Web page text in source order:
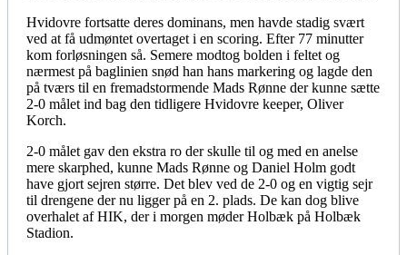
Hvidovre fortsatte deres dominans, men havde stadig svært
ved at få udmøntet overtaget i en scoring. Efter 77 minutter
kom forløsningen så. Semere modtog bolden i feltet og
nærmest på baglinien snød han hans markering og lagde den
på tværs til en fremadstormende Mads Rønne der kunne sætte
2-0 målet ind bag den tidligere Hvidovre keeper, Oliver
Korch.
2-0 målet gav den ekstra ro der skulle til og med en anelse
mere skarphed, kunne Mads Rønne og Daniel Holm godt
have gjort sejren større. Det blev ved de 2-0 og en vigtig sejr
til drengene der nu ligger på en 2. plads. De kan dog blive
overhalet af HIK, der i morgen møder Holbæk på Holbæk
Stadion.